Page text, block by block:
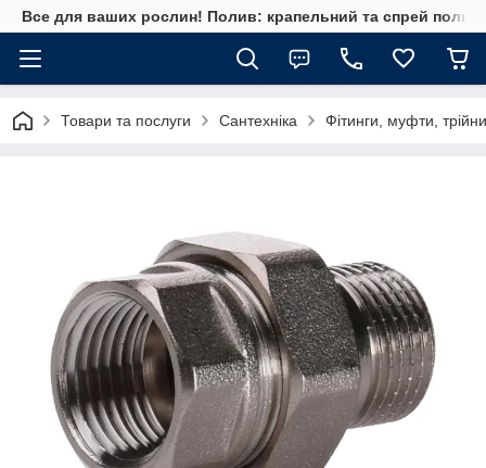
Все для ваших рослин! Полив: крапельний та спрей полив,
Товари та послуги Сантехніка Фітинги, муфти,